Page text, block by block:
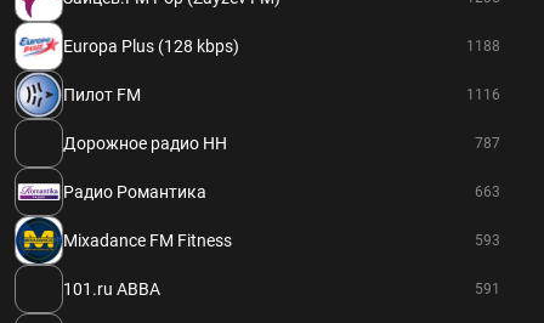
Europa Plus (128 kbps) 1188
Пилот FM 1116
Дорожное радио НН 787
Радио Романтика 663
Mixadance FM Fitness 593
101.ru ABBA 591